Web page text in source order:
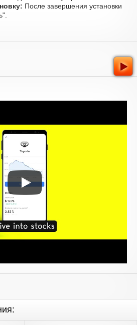
После завершения установки